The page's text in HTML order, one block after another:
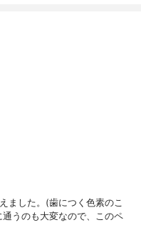
ました。(歯につく色素のこ
うのも大変なので、このペ